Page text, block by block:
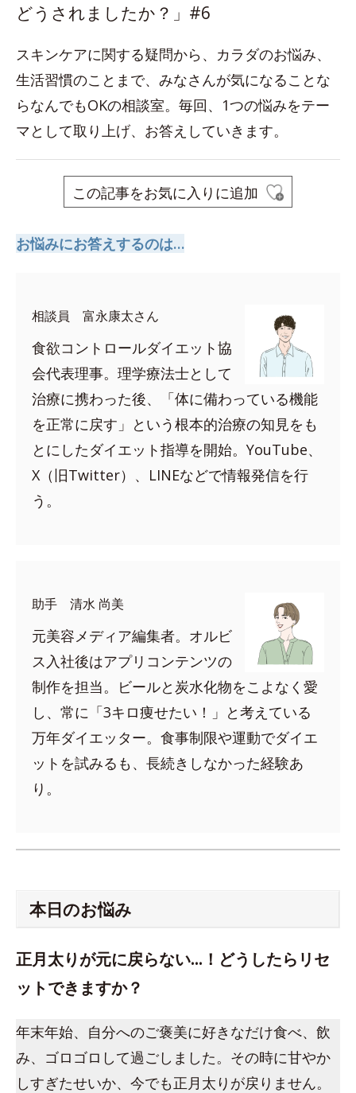
どうされましたか？」#6
スキンケアに関する疑問から、カラダのお悩み、
生活習慣のことまで、みなさんが気になることな
らなんでもOKの相談室。毎回、1つの悩みをテー
マとして取り上げ、お答えしていきます。
この記事をお気に入りに追加
お悩みにお答えするのは…
相談員 富永康太さん
食欲コントロールダイエット協
会代表理事。理学療法士として
治療に携わった後、「体に備わっている機能
を正常に戻す」という根本的治療の知見をも
とにしたダイエット指導を開始。YouTube、
X（旧Twitter）、LINEなどで情報発信を行
う。
助手 清水 尚美
元美容メディア編集者。オルビ
ス入社後はアプリコンテンツの
制作を担当。ビールと炭水化物をこよなく愛
し、常に「3キロ痩せたい！」と考えている
万年ダイエッター。食事制限や運動でダイエ
ットを試みるも、長続きしなかった経験あ
り。
本日のお悩み
正月太りが元に戻らない…！どうしたらリセ
ットできますか？
年末年始、自分へのご褒美に好きなだけ食べ、飲
み、ゴロゴロして過ごしました。その時に甘やか
しすぎたせいか、今でも正月太りが戻りません。